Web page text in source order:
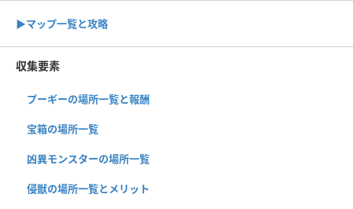
▶︎マップ一覧と攻略
収集要素
プーギーの場所一覧と報酬
宝箱の場所一覧
凶異モンスターの場所一覧
侵獣の場所一覧とメリット